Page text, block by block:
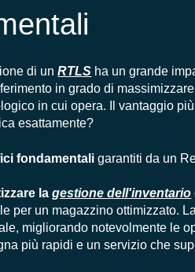
di unRTLS ha un grande
in grado di
in cui opera. Il vantaggio
esattamente?
fondamentali garantiti da un
lagestione dell'inventario
per un magazzino ottimizzato.
migliorando notevolmente le
più rapidi e un servizio che